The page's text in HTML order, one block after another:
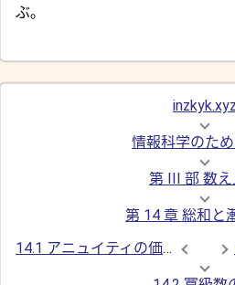
ぶ。
inzkyk.xyz
情報科学のた
第 III 部 数
第 14 章 総和と
14.1 アニュイティの価値